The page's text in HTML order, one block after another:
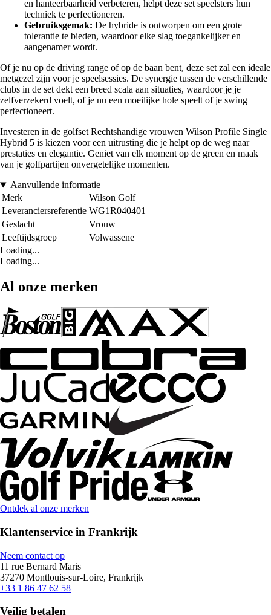
en hanteerbaarheid verbeteren, helpt deze set speelsters hun
techniek te perfectioneren.
Gebruiksgemak: De hybride is ontworpen om een grote
tolerantie te bieden, waardoor elke slag toegankelijker en
aangenamer wordt.
Of je nu op de driving range of op de baan bent, deze set zal een ideale
metgezel zijn voor je speelsessies. De synergie tussen de verschillende
clubs in de set dekt een breed scala aan situaties, waardoor je je
zelfverzekerd voelt, of je nu een moeilijke hole speelt of je swing
perfectioneert.
Investeren in de golfset Rechtshandige vrouwen Wilson Profile Single
Hybrid 5 is kiezen voor een uitrusting die je helpt op de weg naar
prestaties en elegantie. Geniet van elk moment op de green en maak
van je golfpartijen onvergetelijke momenten.
Aanvullende informatie
Merk
Wilson Golf
Leveranciersreferentie WG1R040401
Geslacht
Vrouw
Leeftijdsgroep
Volwassene
Loading...
Loading...
Al onze merken
Ontdek al onze merken
Klantenservice in Frankrijk
Neem contact op
11 rue Bernard Maris
37270 Montlouis-sur-Loire, Frankrijk
+33 1 86 47 62 58
Veilig betalen